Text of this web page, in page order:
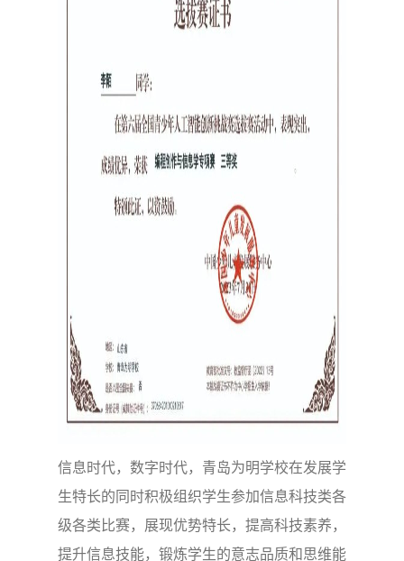
信息时代，数字时代，青岛为明学校在发展学
生特长的同时积极组织学生参加信息科技类各
级各类比赛，展现优势特长，提高科技素养，
提升信息技能，锻炼学生的意志品质和思维能